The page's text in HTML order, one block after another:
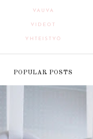
VAUVA
VIDEOT
YHTEISTYÖ
POPULAR POSTS